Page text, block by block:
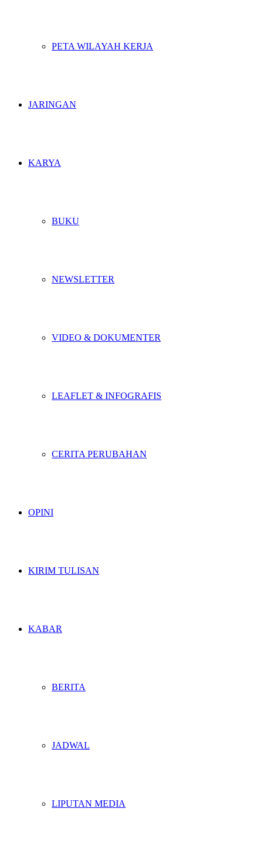
PETA WILAYAH KERJA
JARINGAN
KARYA
BUKU
NEWSLETTER
VIDEO & DOKUMENTER
LEAFLET & INFOGRAFIS
CERITA PERUBAHAN
OPINI
KIRIM TULISAN
KABAR
BERITA
JADWAL
LIPUTAN MEDIA